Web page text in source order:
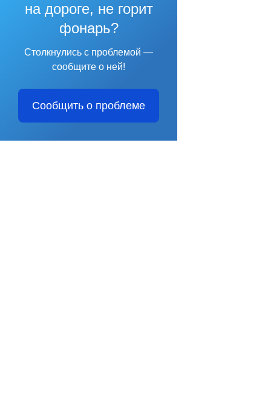
на дороге, не горит
фонарь?
Столкнулись с проблемой —
сообщите о ней!
Сообщить о проблеме